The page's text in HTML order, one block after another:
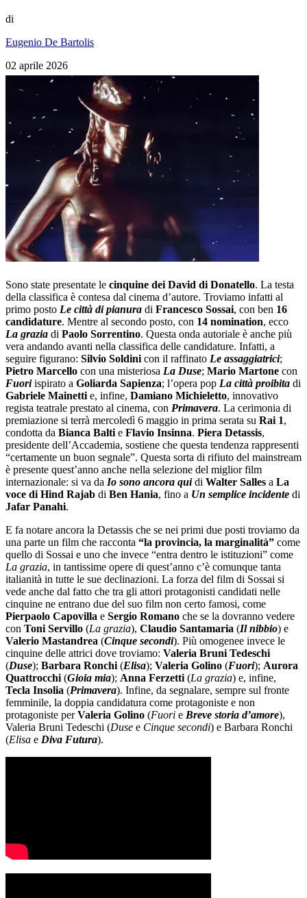
di
Eugenio De Bartolis
02 aprile 2026
Sono state presentate le cinquine dei David di Donatello. La testa
della classifica è contesa dal cinema d’autore. Troviamo infatti al
primo posto Le città di pianura di Francesco Sossai, con ben 16
candidature. Mentre al secondo posto, con 14 nomination, ecco
La grazia di Paolo Sorrentino. Questa onda autoriale è anche più
vera andando avanti nella classifica delle candidature. Infatti, a
seguire figurano: Silvio Soldini con il raffinato Le assaggiatrici;
Pietro Marcello con una misteriosa La Duse; Mario Martone con
Fuoriispirato a Goliarda Sapienza; l’opera pop La città proibita di
Gabriele Mainetti e, infine, Damiano Michieletto, innovativo
regista teatrale prestato al cinema, con Primavera. La cerimonia di
premiazione si terrà mercoledì 6 maggio in prima serata su Rai 1,
condotta da Bianca Balti e Flavio Insinna. Piera Detassis,
presidente dell’Accademia, sostiene che questa tendenza rappresenti
“certamente un buon segnale”. Questa sorta di rifiuto del mainstream
è presente quest’anno anche nella selezione del miglior film
internazionale: si va da Io sono ancora qui di Walter Salles a La
voce di Hind Rajab di Ben Hania, fino a Un semplice incidente di
Jafar Panahi.
E fa notare ancora la Detassis che se nei primi due posti troviamo da
una parte un film che racconta “la provincia, la marginalità” come
quello di Sossai e uno che invece “entra dentro le istituzioni” come
La grazia, in tantissime opere di quest’anno c’è comunque tanta
italianità in tutte le sue declinazioni. La forza del film di Sossai si
vede anche dal fatto che tra gli attori protagonisti candidati nelle
cinquine ne entrano due del suo film non certo famosi, come
Pierpaolo Capovilla e Sergio Romano che se la dovranno vedere
con Toni Servillo (La grazia), Claudio Santamaria (Il nibbio) e
Valerio Mastandrea (Cinque secondi). Più omogenee invece le
cinquine delle attrici dove troviamo: Valeria Bruni Tedeschi
(Duse); Barbara Ronchi (Elisa); Valeria Golino (Fuori); Aurora
Quattrocchi (Gioia mia); Anna Ferzetti (La grazia) e, infine,
Tecla Insolia (Primavera). Infine, da segnalare, sempre sul fronte
femminile, la doppia candidatura come protagoniste e non
protagoniste perValeria Golino (Fuori e Breve storia d’amore),
Valeria Bruni Tedeschi (Duse e Cinque secondi) e Barbara Ronchi
(Elisa e Diva Futura).